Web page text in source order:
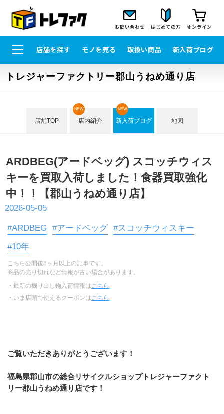
お問い合わせ はじめての方 オンライン
店舗を探す モノを売る 取扱い商品 新入荷ブログ
トレジャーファクトリー郡山うねめ通り店
店舗TOP 店内紹介
NEW
新入荷ブログ
NEW
地図
ARDBEG(アードベッグ) スコッチウィス
キーを買取入荷しました！食器買取強化
中！！【郡山うねめ通り店】
2026-05-05
#ARDBEG #アードベッグ #スコッチウィスキー
#10年
こちら公開後3ヶ月以上の記事です。
商品の売り切れなど情報が古い場合があります。
・最新の掘り出し物入荷情報は こちら
・いま店頭で使えるクーポンは こちら
ご覧いただきありがとうございます！
福島県郡山市の総合リサイクルショップトレジャーファクト
リー郡山うねめ通り店です！